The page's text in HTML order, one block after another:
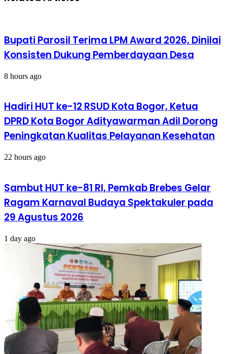
Bupati Parosil Terima LPM Award 2026, Dinilai
Konsisten Dukung Pemberdayaan Desa
8 hours ago
Hadiri HUT ke-12 RSUD Kota Bogor, Ketua
DPRD Kota Bogor Adityawarman Adil Dorong
Peningkatan Kualitas Pelayanan Kesehatan
22 hours ago
Sambut HUT ke-81 RI, Pemkab Brebes Gelar
Ragam Karnaval Budaya Spektakuler pada
29 Agustus 2026
1 day ago